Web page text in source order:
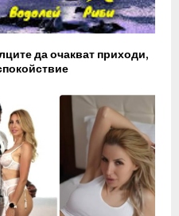
да очакват приходи,